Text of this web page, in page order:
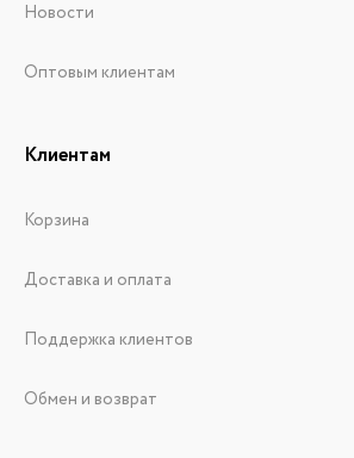
Новости
Оптовым клиентам
Клиентам
Корзина
Доставка и оплата
Поддержка клиентов
Обмен и возврат